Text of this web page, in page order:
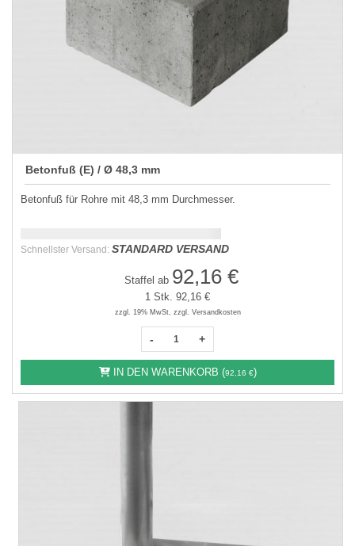
Betonfuß (E) / Ø 48,3 mm
Betonfuß für Rohre mit 48,3 mm Durchmesser.
Schnellster Versand: STANDARD VERSAND
Staffel ab 92,16 €
1 Stk. 92,16 €
zzgl. 19% MwSt, zzgl. Versandkosten
- +
IN DEN WARENKORB (92,16 €)